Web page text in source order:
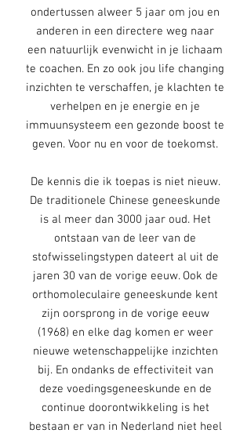
ondertussen alweer 5 jaar om jou en
anderen in een directere weg naar
een natuurlijk evenwicht in je lichaam
te coachen. En zo ook jou life changing
inzichten te verschaffen, je klachten te
verhelpen en je energie en je
immuunsysteem een gezonde boost te
geven. Voor nu en voor de toekomst.
De kennis die ik toepas is niet nieuw.
De traditionele Chinese geneeskunde
is al meer dan 3000 jaar oud. Het
ontstaan van de leer van de
stofwisselingstypen dateert al uit de
jaren 30 van de vorige eeuw. Ook de
orthomoleculaire geneeskunde kent
zijn oorsprong in de vorige eeuw
(1968) en elke dag komen er weer
nieuwe wetenschappelijke inzichten
bij. En ondanks de effectiviteit van
deze voedingsgeneeskunde en de
continue doorontwikkeling is het
bestaan er van in Nederland niet heel